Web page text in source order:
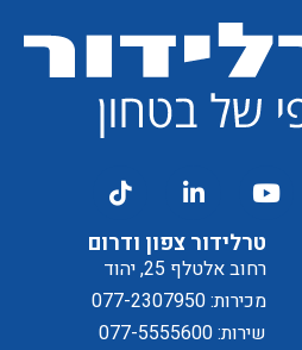
טרלידור צפון ודרום
רחוב אלטלף 25, יהוד
מכירות: 077-2307950
שירות: 077-5555600